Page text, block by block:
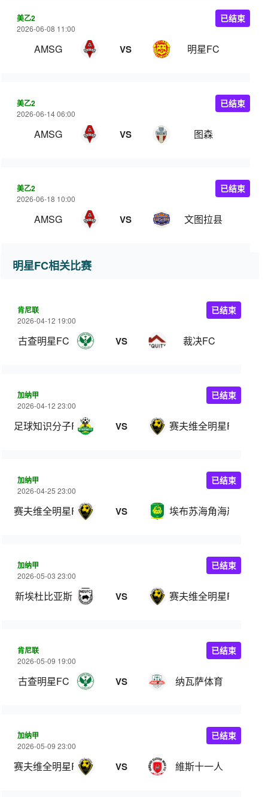
美乙2
2026-06-08 11:00
AMSG VS 明星FC
已结束
美乙2
2026-06-14 06:00
AMSG VS 图森
已结束
美乙2
2026-06-18 10:00
AMSG VS 文图拉县
已结束
明星FC相关比赛
肯尼联
2026-04-12 19:00
古查明星FC VS 裁决FC
已结束
加纳甲
2026-04-12 23:00
足球知识分子FC VS 赛夫维全明星FC
已结束
加纳甲
2026-04-25 23:00
赛夫维全明星FC VS 埃布苏海角海岸
已结束
加纳甲
2026-05-03 23:00
新埃杜比亚斯 VS 赛夫维全明星FC
已结束
肯尼联
2026-05-09 19:00
古查明星FC VS 纳瓦萨体育
已结束
加纳甲
2026-05-09 23:00
赛夫维全明星FC VS 維斯十一人
已结束